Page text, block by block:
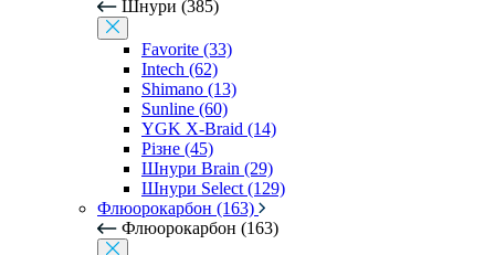
Шнури (385)
Favorite (33)
Intech (62)
Shimano (13)
Sunline (60)
YGK X-Braid (14)
Різне (45)
Шнури Brain (29)
Шнури Select (129)
Флюорокарбон (163)
Флюорокарбон (163)